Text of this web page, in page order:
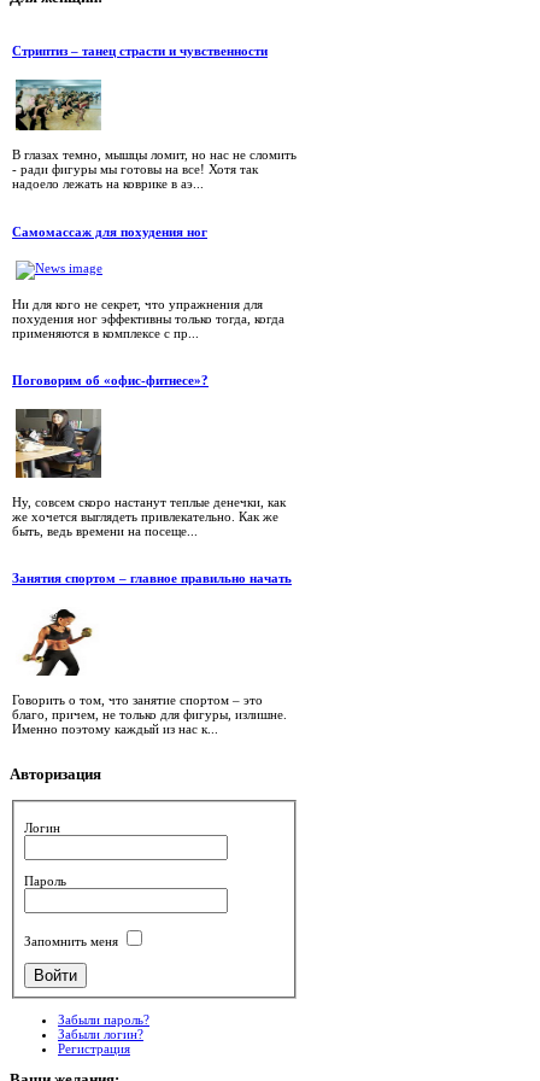
Стриптиз – танец страсти и чувственности
В глазах темно, мышцы ломит, но нас не сломить
- ради фигуры мы готовы на все! Хотя так
надоело лежать на коврике в аэ...
Самомассаж для похудения ног
Ни для кого не секрет, что упражнения для
похудения ног эффективны только тогда, когда
применяются в комплексе с пр...
Поговорим об «офис-фитнесе»?
Ну, совсем скоро настанут теплые денечки, как
же хочется выглядеть привлекательно. Как же
быть, ведь времени на посеще...
Занятия спортом – главное правильно начать
Говорить о том, что занятие спортом – это
благо, причем, не только для фигуры, излишне.
Именно поэтому каждый из нас к...
Авторизация
Логин
Пароль
Запомнить меня
Забыли пароль?
Забыли логин?
Регистрация